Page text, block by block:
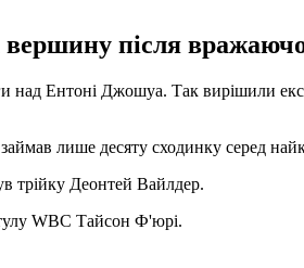
після
над Ентоні Джошуа. Так вирішили
лише десяту сходинку серед
трійку Деонтей Вайлдер.
WBC Тайсон Ф'юрі.